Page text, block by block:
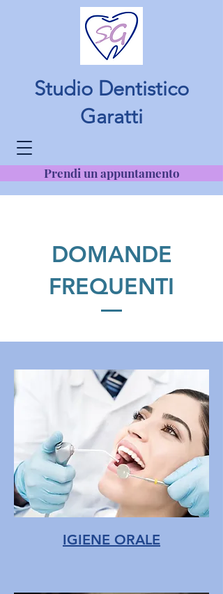
Prendi un appuntamento
Studio Dentistico
Garatti
DOMANDE
FREQUENTI
IGIENE ORALE